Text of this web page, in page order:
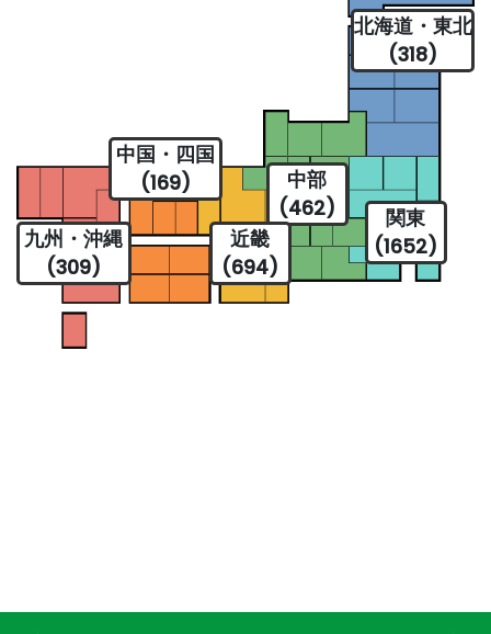
北海道・東北
(318)
関東
(1652)
中部
(462)
近畿
(694)
中国・四国
(169)
九州・沖縄
(309)